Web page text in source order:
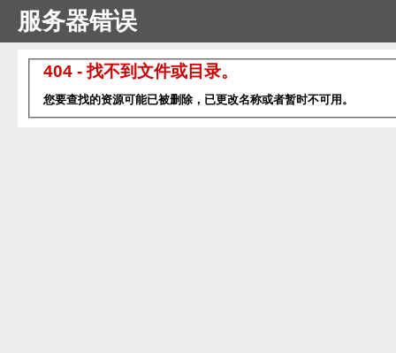
服务器错误
404 - 找不到文件或目录。
您要查找的资源可能已被删除，已更改名称或者暂时不可用。